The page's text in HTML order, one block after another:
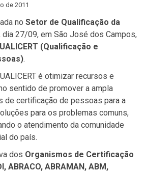
de 2011
no Setor de Qualificação da
dia 27/09, em São José dos Campos,
(Qualificação e
.
é otimizar recursos e
sentido de promover a ampla
certificação de pessoas para a
para os problemas comuns,
o atendimento da comunidade
do país.
dos Organismos de Certificação
ABRACO, ABRAMAN, ABM,